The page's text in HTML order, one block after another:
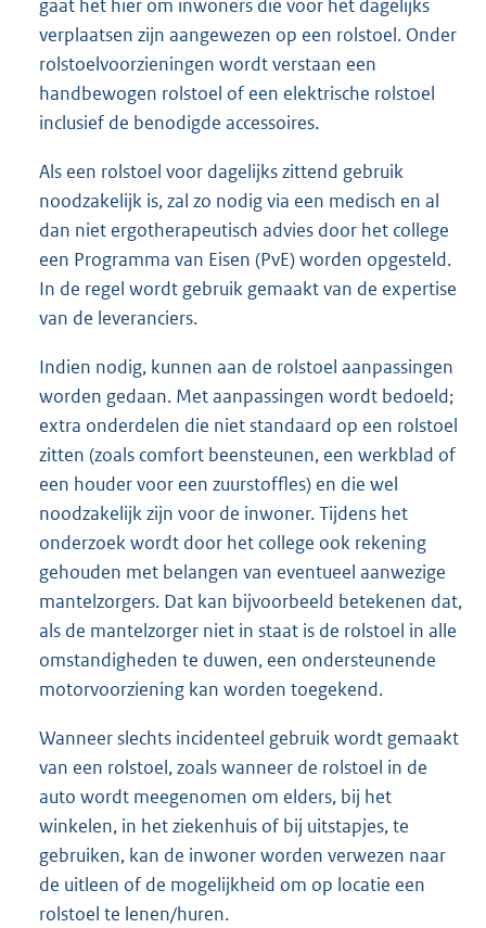
gaat het hier om inwoners die voor het dagelijks
verplaatsen zijn aangewezen op een rolstoel. Onder
rolstoelvoorzieningen wordt verstaan een
handbewogen rolstoel of een elektrische rolstoel
inclusief de benodigde accessoires.
Als een rolstoel voor dagelijks zittend gebruik
noodzakelijk is, zal zo nodig via een medisch en al
dan niet ergotherapeutisch advies door het college
een Programma van Eisen (PvE) worden opgesteld.
In de regel wordt gebruik gemaakt van de expertise
van de leveranciers.
Indien nodig, kunnen aan de rolstoel aanpassingen
worden gedaan. Met aanpassingen wordt bedoeld;
extra onderdelen die niet standaard op een rolstoel
zitten (zoals comfort beensteunen, een werkblad of
een houder voor een zuurstoffles) en die wel
noodzakelijk zijn voor de inwoner. Tijdens het
onderzoek wordt door het college ook rekening
gehouden met belangen van eventueel aanwezige
mantelzorgers. Dat kan bijvoorbeeld betekenen dat,
als de mantelzorger niet in staat is de rolstoel in alle
omstandigheden te duwen, een ondersteunende
motorvoorziening kan worden toegekend.
Wanneer slechts incidenteel gebruik wordt gemaakt
van een rolstoel, zoals wanneer de rolstoel in de
auto wordt meegenomen om elders, bij het
winkelen, in het ziekenhuis of bij uitstapjes, te
gebruiken, kan de inwoner worden verwezen naar
de uitleen of de mogelijkheid om op locatie een
rolstoel te lenen/huren.